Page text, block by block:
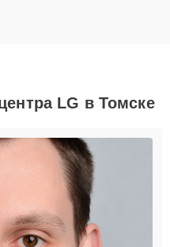
LG в Томске